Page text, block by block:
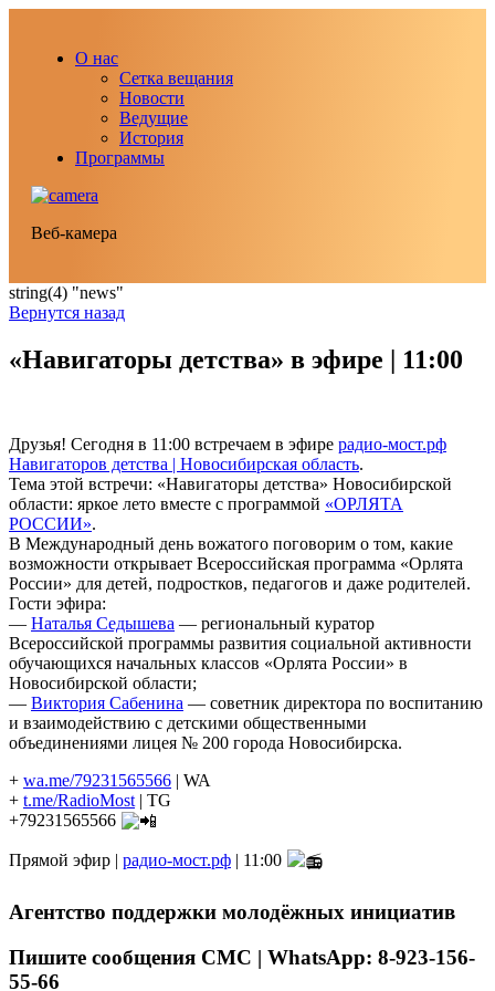
О нас
Сетка вещания
Новости
Ведущие
История
Программы
Веб-камера
string(4) "news"
Вернутся назад
«Навигаторы детства» в эфире | 11:00
Друзья! Сегодня в 11:00 встречаем в эфире радио-мост.рф
Навигаторов детства | Новосибирская область.
Тема этой встречи: «Навигаторы детства» Новосибирской
области: яркое лето вместе с программой «ОРЛЯТА
РОССИИ».
В Международный день вожатого поговорим о том, какие
возможности открывает Всероссийская программа «Орлята
России» для детей, подростков, педагогов и даже родителей.
Гости эфира:
— Наталья Седышева — региональный куратор
Всероссийской программы развития социальной активности
обучающихся начальных классов «Орлята России» в
Новосибирской области;
— Виктория Сабенина — советник директора по воспитанию
и взаимодействию с детскими общественными
объединениями лицея № 200 города Новосибирска.
+ wa.me/79231565566 | WA
+ t.me/RadioMost | TG
+79231565566
Прямой эфир | радио-мост.рф | 11:00
Агентство поддержки молодёжных инициатив
Пишите сообщения СМС | WhatsApp: 8-923-156-
55-66